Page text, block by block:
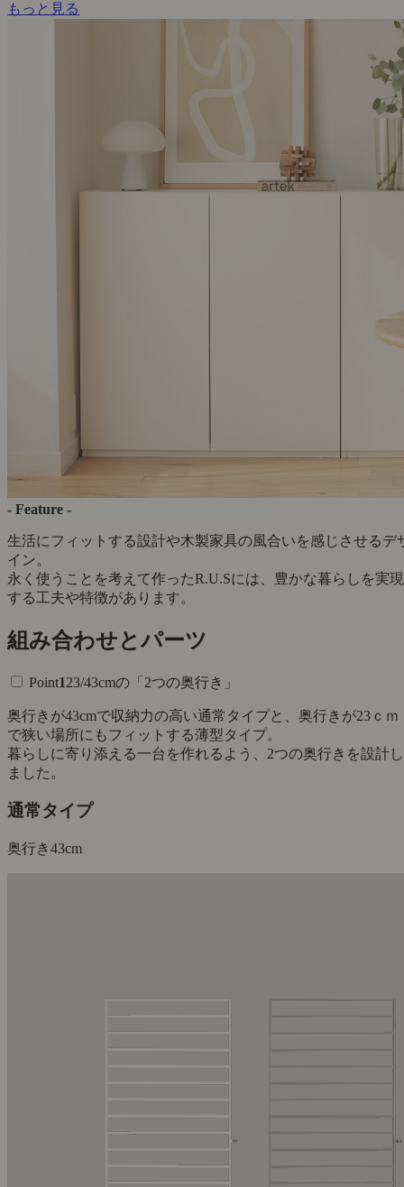
もっと見る
- Feature -
生活にフィットする設計や木製家具の風合いを感じさせるデ
イン。
永く使うことを考えて作ったR.U.Sには、豊かな暮らしを実現
する工夫や特徴があります。
組み合わせとパーツ
Point123/43cmの「2つの奥行き」
奥行きが43cmで収納力の高い通常タイプと、奥行きが23ｃｍ
で狭い場所にもフィットする薄型タイプ。
暮らしに寄り添える一台を作れるよう、2つの奥行きを設計し
ました。
通常タイプ
奥行き43cm